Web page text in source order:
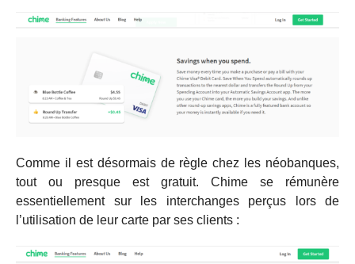
Comme il est désormais de règle chez les néobanques,
tout ou presque est gratuit. Chime se rémunère
essentiellement sur les interchanges perçus lors de
l’utilisation de leur carte par ses clients :